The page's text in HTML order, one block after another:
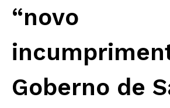
“novo
Goberno de